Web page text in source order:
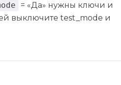
= «Да» нужны ключи и
выключите test_mode и